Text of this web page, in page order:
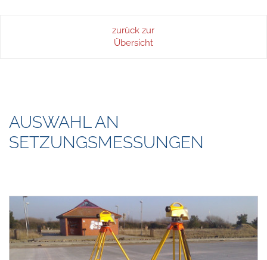
zurück zur
Übersicht
AUSWAHL AN
SETZUNGSMESSUNGEN